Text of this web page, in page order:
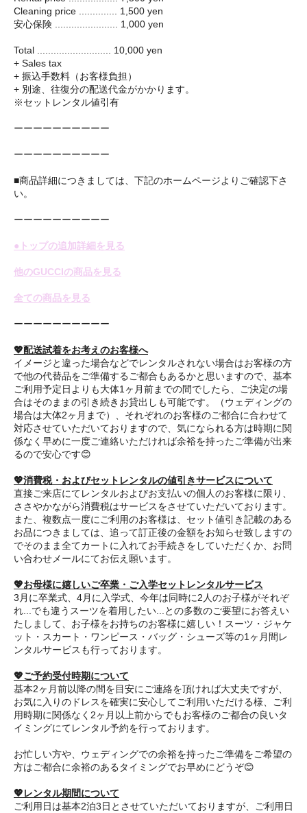
Cleaning price .............. 1,500 yen
安心保険 ....................... 1,000 yen
Total ........................... 10,000 yen
+ Sales tax
+ 振込手数料（お客様負担）
+ 別途、往復分の配送代金がかかります。
※セットレンタル値引有
ーーーーーーーーーー
ーーーーーーーーーー
■商品詳細につきましては、下記のホームページよりご確認下さ
い。
ーーーーーーーーーー
●トップの追加詳細を見る
他のGUCCIの商品を見る
全ての商品を見る
ーーーーーーーーーー
💖配送試着をお考えのお客様へ
イメージと違った場合などでレンタルされない場合はお客様の方
で他の代替品をご準備するご都合もあるかと思いますので、基本
ご利用予定日よりも大体1ヶ月前までの間でしたら、ご決定の場
合はそのままの引き続きお貸出しも可能です。（ウェディングの
場合は大体2ヶ月まで）、それぞれのお客様のご都合に合わせて
対応させていただいておりますので、気になられる方は時期に関
係なく早めに一度ご連絡いただければ余裕を持ったご準備が出来
るので安心です😊
💖消費税・およびセットレンタルの値引きサービスについて
直接ご来店にてレンタルおよびお支払いの個人のお客様に限り、
ささやかながら消費税はサービスをさせていただいております。
また、複数点一度にご利用のお客様は、セット値引き記載のある
お品につきましては、追って訂正後の金額をお知らせ致しますの
でそのまま全てカートに入れてお手続きをしていただくか、お問
い合わせメールにてお伝え願います。
💖お母様に嬉しいご卒業・ご入学セットレンタルサービス
3月に卒業式、4月に入学式、今年は同時に2人のお子様がそれぞ
れ...でも違うスーツを着用したい...との多数のご要望にお答えい
たしまして、お子様をお持ちのお客様に嬉しい！スーツ・ジャケ
ット・スカート・ワンピース・バッグ・シューズ等の1ヶ月間レ
ンタルサービスも行っております。
💖ご予約受付時期について
基本2ヶ月前以降の間を目安にご連絡を頂ければ大丈夫ですが、
お気に入りのドレスを確実に安心してご利用いただける様、ご利
用時期に関係なく2ヶ月以上前からでもお客様のご都合の良いタ
イミングにてレンタル予約を行っております。
お忙しい方や、ウェディングでの余裕を持ったご準備をご希望の
方はご都合に余裕のあるタイミングでお早めにどうぞ😊
💖レンタル期間について
ご利用日は基本2泊3日とさせていただいておりますが、ご利用日